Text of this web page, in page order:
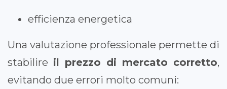
efficienza energetica
Una valutazione professionale permette di
stabilire il prezzo di mercato corretto,
evitando due errori molto comuni: